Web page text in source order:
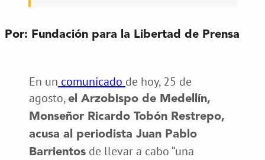
Por: Fundación para la Libertad de Prensa
En un comunicado de hoy, 25 de
agosto, el Arzobispo de Medellín,
Monseñor Ricardo Tobón Restrepo,
acusa al periodista Juan Pablo
Barrientosde llevar a cabo “una